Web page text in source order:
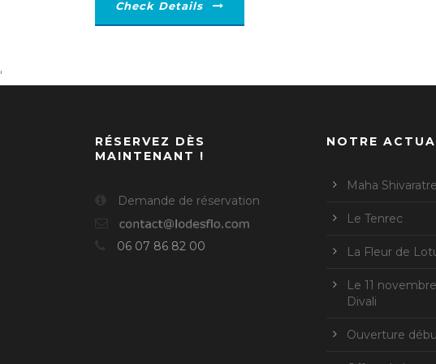
Check Details
'
RÉSERVEZ DÈS
MAINTENANT !
Demande de réservation
06 07 86 82 00
NOTRE
Maha
Le Tenrec
La Fleur de
Le 11
Divali
Ouverture